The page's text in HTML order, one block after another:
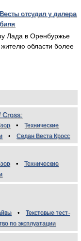
отсудил у дилера
Лада в Оренбуржье
области более
Cross
Технические
Седан Веста Кросс
Технические
Текстовые тест-
по эксплуатации